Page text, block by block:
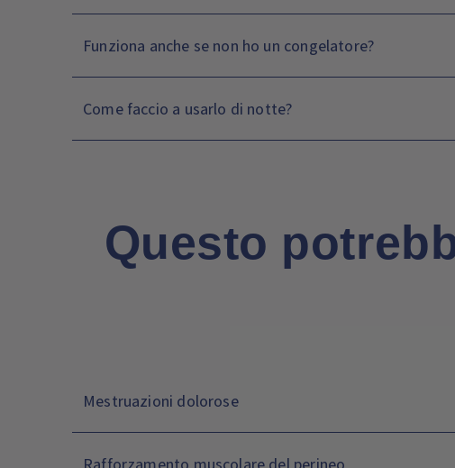
Funziona anche se non ho un congelatore?
Come faccio a usarlo di notte?
Questo
Mestruazioni dolorose